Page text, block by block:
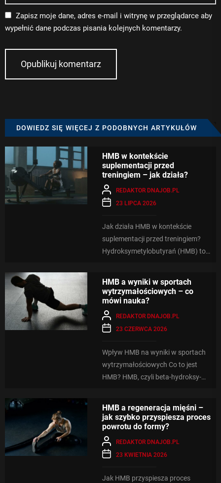
Zapisz moje dane, adres e-mail i witrynę w przeglądarce aby
wypełnić dane podczas pisania kolejnych komentarzy.
DOWIEDZ SIĘ WIĘCEJ Z PODOBNYCH ARTYKUŁÓW
HMB w kontekście
suplementacji przed
treningiem – jak działa?
REDAKTOR DNAJOB.PL
23 LIPCA 2026
Jak działa HMB w kontekście
suplementacji przed treningiem?
Hydroksymetylobutyrań (HMB) to
aktywnych...
HMB a wyniki w sportach
wytrzymałościowych – co
mówi nauka?
REDAKTOR DNAJOB.PL
23 CZERWCA 2026
Wpływ HMB na wyniki w sportach
wytrzymałościowych Co to jest
HMB? HMB, czyli beta-hydroksy-
aminokwasu...
HMB a regeneracja mięśni –
jak szybko przyspiesza proces
powrotu do formy?
REDAKTOR DNAJOB.PL
23 KWIETNIA 2026
Jak HMB przyspiesza proces